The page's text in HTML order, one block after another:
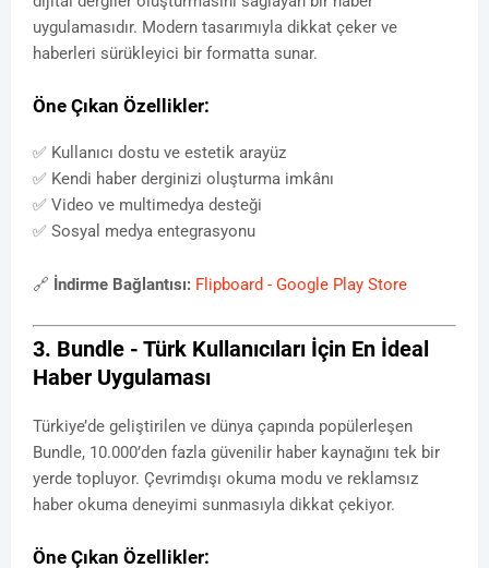
uygulamasıdır. Modern tasarımıyla dikkat çeker ve
haberleri sürükleyici bir formatta sunar.
Öne Çıkan Özellikler:
✅ Kullanıcı dostu ve estetik arayüz
✅ Kendi haber derginizi oluşturma imkânı
✅ Video ve multimedya desteği
✅ Sosyal medya entegrasyonu
🔗 İndirme Bağlantısı: Flipboard - Google Play Store
3. Bundle - Türk Kullanıcıları İçin En İdeal
Haber Uygulaması
Türkiye’de geliştirilen ve dünya çapında popülerleşen
Bundle, 10.000’den fazla güvenilir haber kaynağını tek bir
yerde topluyor. Çevrimdışı okuma modu ve reklamsız
haber okuma deneyimi sunmasıyla dikkat çekiyor.
Öne Çıkan Özellikler: